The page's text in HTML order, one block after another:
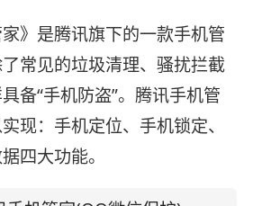
是腾讯旗下的一款手机管
常见的垃圾清理、骚扰拦截
备“手机防盗”。腾讯手机管
现：手机定位、手机锁定、
四大功能。